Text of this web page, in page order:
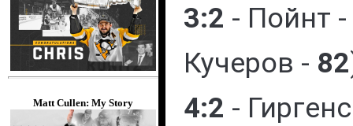
Matt Cullen: My Story
3:2 - Пойнт -
Кучеров - 82
4:2 -